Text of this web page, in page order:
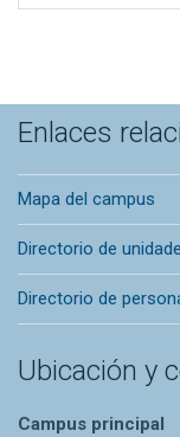
Enlaces
Mapa del campus
Directorio de
Directorio de
Ubicación y
Campus principal